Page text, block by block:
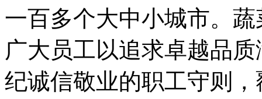
一百多个大中小城市。
广大员工以追求卓越品
纪诚信敬业的职工守则